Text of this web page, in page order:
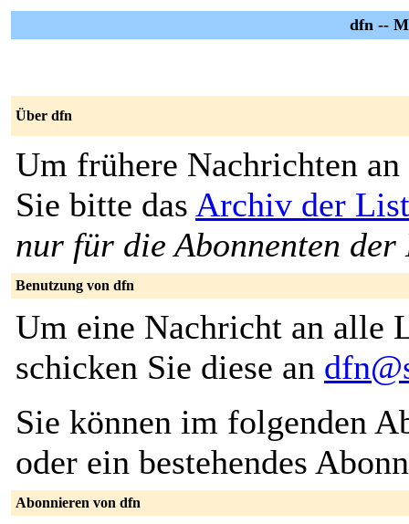
dfn --
Über dfn
Um frühere Nachrichten an
Sie bitte das Archiv der
nur für die Abonnenten
Benutzung von dfn
Um eine Nachricht an alle
schicken Sie diese an
Sie können im folgenden
oder ein bestehendes
Abonnieren von dfn